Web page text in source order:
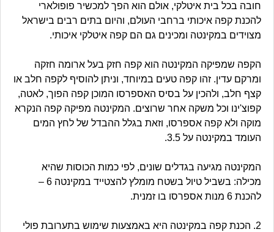
חובה בכל בית איטלקי, אולם הוא הפך למכשיר פופולארי
להכנת קפה איכותי ברחבי העולם, והיום בתים רבים בישראל
מצוידים במקינטה ומכינים גם הם קפה איטלקי איכותי.
הקפה שמפיקה המקינטה הוא קפה חזק בעל ארומה חזקה
ומרקם עדין. זהו קפה טעים במיוחד, וניתן להוסיף לקפה חלב או
קצף חלב, ולהכין על בסיס האספרסו המוכן קפה הפוך, לאטה,
קפוצ'ינו וכל משקה אחר שרוצים. המקינטה מפיקה קפה הנקרא
מוקה ולא קפה אספרסו, וזאת בגלל ההבדל של לחץ המים
העומד במקינטה על 3.5.
המקינטה מגיעה בגדלים שונים, לפי כמות הכוסות שהיא
מכילה: בשביל טיול בשטח מומלץ להצטייד במקינטה 6 –
להכנת 6 מנות אספרסו בו זמנית.
2. הכנת קפה במקינטה היא באמצעות שימוש בתערובת פולי